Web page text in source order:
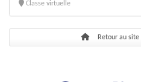
Classe virtuelle
Retour au